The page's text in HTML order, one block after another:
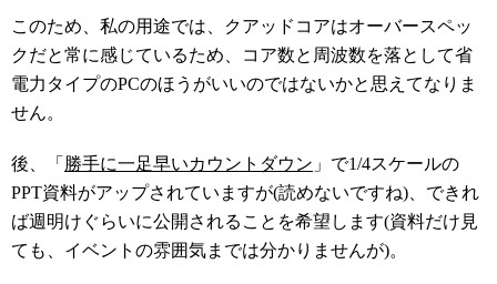
このため、私の用途では、クアッドコアはオーバースペッ
クだと常に感じているため、コア数と周波数を落として省
電力タイプのPCのほうがいいのではないかと思えてなりま
せん。
後、「 勝手に一足早いカウントダウン 」で1/4スケールの
PPT資料がアップされていますが(読めないですね)、できれ
ば週明けぐらいに公開されることを希望します(資料だけ見
ても、イベントの雰囲気までは分かりませんが)。